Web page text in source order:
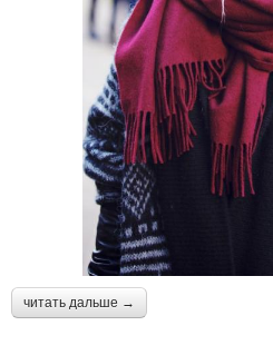
читать дальше →